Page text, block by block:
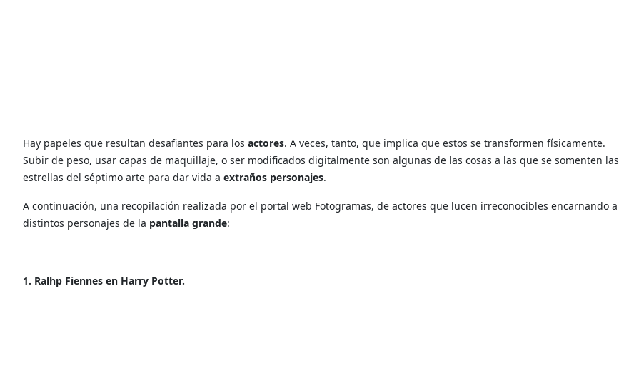
Hay papeles que resultan desafiantes para los actores. A veces, tanto, que implica que estos se transformen físicamente.
Subir de peso, usar capas de maquillaje, o ser modificados digitalmente son algunas de las cosas a las que se somenten las
estrellas del séptimo arte para dar vida a extraños personajes.
A continuación, una recopilación realizada por el portal web Fotogramas, de actores que lucen irreconocibles encarnando a
distintos personajes de la pantalla grande:
1. Ralhp Fiennes en Harry Potter.